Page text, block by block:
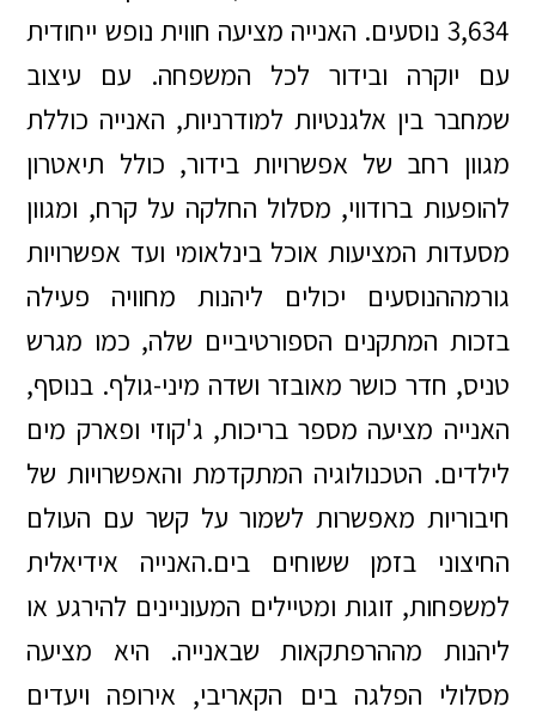
3,634 נוסעים. האנייה מציעה חווית נופש ייחודית
עם יוקרה ובידור לכל המשפחה. עם עיצוב
שמחבר בין אלגנטיות למודרניות, האנייה כוללת
מגוון רחב של אפשרויות בידור, כולל תיאטרון
להופעות ברודווי, מסלול החלקה על קרח, ומגוון
מסעדות המציעות אוכל בינלאומי ועד אפשרויות
גורמההנוסעים יכולים ליהנות מחוויה פעילה
בזכות המתקנים הספורטיביים שלה, כמו מגרש
טניס, חדר כושר מאובזר ושדה מיני-גולף. בנוסף,
האנייה מציעה מספר בריכות, ג'קוזי ופארק מים
לילדים. הטכנולוגיה המתקדמת והאפשרויות של
חיבוריות מאפשרות לשמור על קשר עם העולם
החיצוני בזמן ששוחים בים.האנייה אידיאלית
למשפחות, זוגות ומטיילים המעוניינים להירגע או
ליהנות מההרפתקאות שבאנייה. היא מציעה
מסלולי הפלגה בים הקאריבי, אירופה ויעדים